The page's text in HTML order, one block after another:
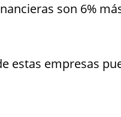
son 6%
estas empresas